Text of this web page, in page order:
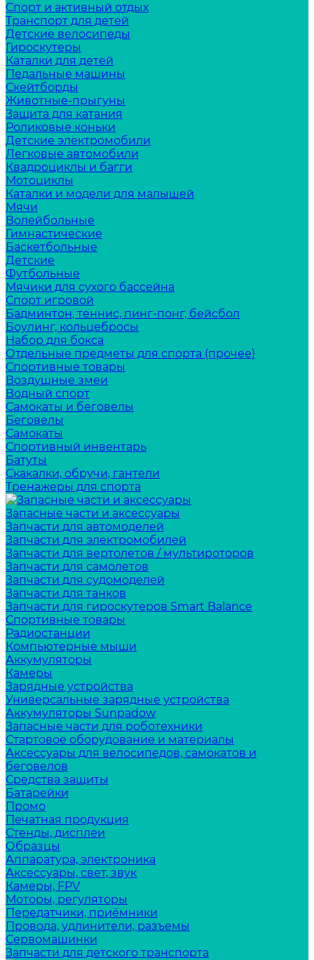
Спорт и активный отдых
Транспорт для детей
Детские велосипеды
Гироскутеры
Каталки для детей
Педальные машины
Скейтборды
Животные-прыгуны
Защита для катания
Роликовые коньки
Детские электромобили
Легковые автомобили
Квадроциклы и багги
Мотоциклы
Каталки и модели для малышей
Мячи
Волейбольные
Гимнастические
Баскетбольные
Детские
Футбольные
Мячики для сухого бассейна
Спорт игровой
Бадминтон, теннис, пинг-понг, бейсбол
Боулинг, кольцебросы
Набор для бокса
Отдельные предметы для спорта (прочее)
Спортивные товары
Воздушные змеи
Водный спорт
Самокаты и беговелы
Беговелы
Самокаты
Спортивный инвентарь
Батуты
Скакалки, обручи, гантели
Тренажеры для спорта
Запасные части и аксессуары
Запчасти для автомоделей
Запчасти для электромобилей
Запчасти для вертолетов / мультироторов
Запчасти для самолетов
Запчасти для судомоделей
Запчасти для танков
Запчасти для гироскутеров Smart Balance
Спортивные товары
Радиостанции
Компьютерные мыши
Аккумуляторы
Камеры
Зарядные устройства
Универсальные зарядные устройства
Аккумуляторы Sunpadow
Запасные части для роботехники
Стартовое оборудование и материалы
Аксессуары для велосипедов, самокатов и
беговелов
Средства защиты
Батарейки
Промо
Печатная продукция
Стенды, дисплеи
Образцы
Аппаратура, электроника
Аксессуары, свет, звук
Камеры, FPV
Моторы, регуляторы
Передатчики, приёмники
Провода, удлинители, разъемы
Сервомашинки
Запчасти для детского транспорта